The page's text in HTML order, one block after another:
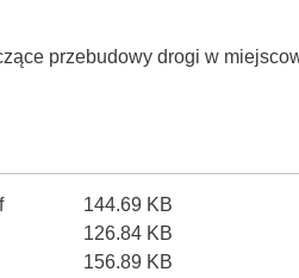
przebudowy drogi w
144.69 KB
126.84 KB
156.89 KB